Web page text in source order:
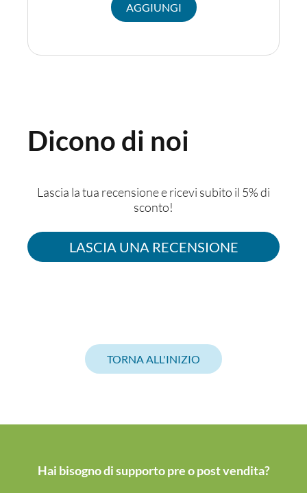
AGGIUNGI
Dicono di noi
Lascia la tua recensione e ricevi subito il 5% di
sconto!
LASCIA UNA RECENSIONE
TORNA ALL'INIZIO
Hai bisogno di supporto pre o post vendita?